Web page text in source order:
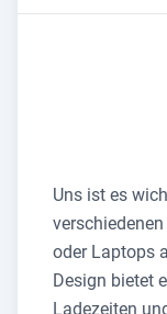
Uns ist es
oder Laptops
Design bietet
Ladezeiten